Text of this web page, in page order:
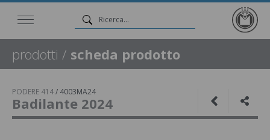
prodotti / scheda prodotto
PODERE 414/ 4003MA24
Badilante 2024